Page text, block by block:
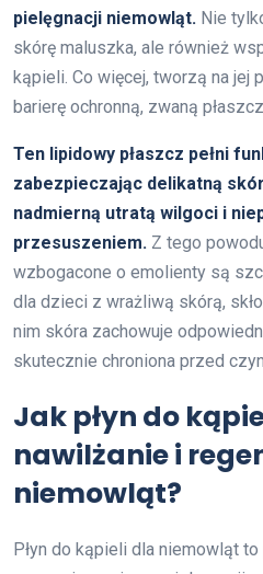
pielęgnacji niemowląt. Nie
skórę maluszka, ale również
kąpieli. Co więcej, tworzą na jej
barierę ochronną, zwaną
Ten lipidowy płaszcz pełni
zabezpieczając delikatną
nadmierną utratą wilgoci i
przesuszeniem. Z tego
wzbogacone o emolienty są
dla dzieci z wrażliwą skórą,
nim skóra zachowuje
skutecznie chroniona przed
Jak płyn do
nawilżanie i
niemowląt?
Płyn do kąpieli dla niemowląt